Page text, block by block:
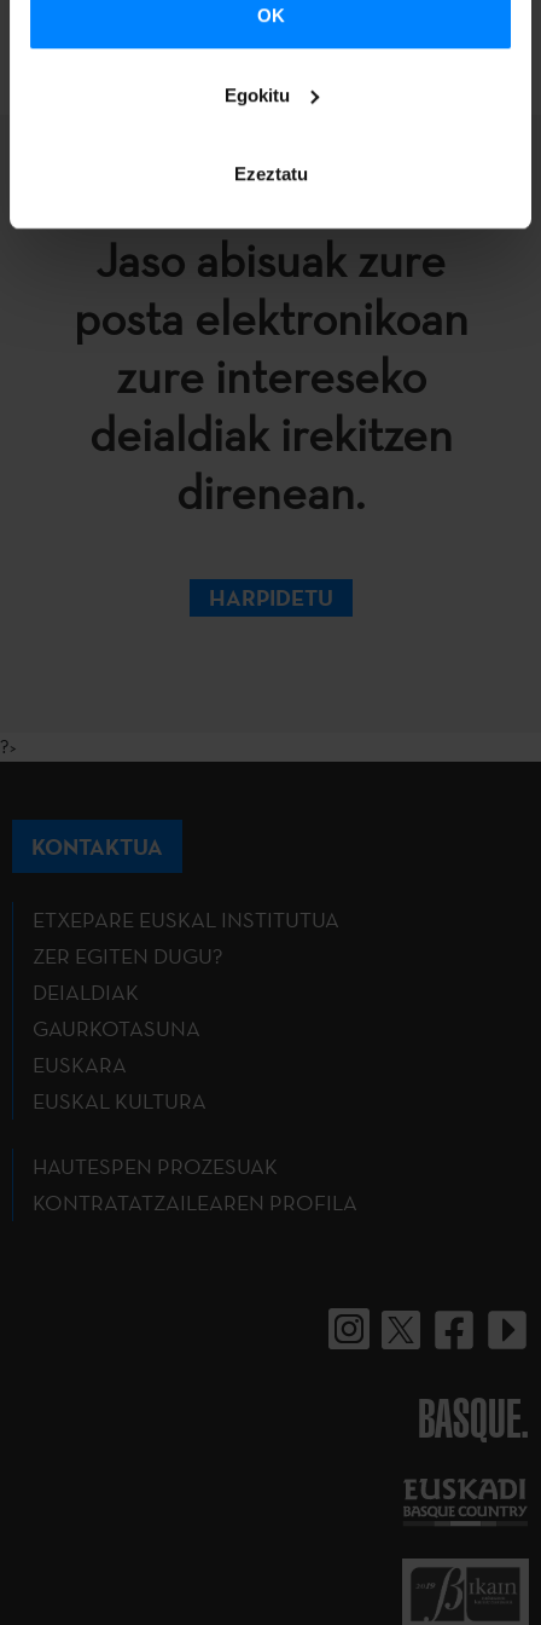
OK
Egokitu
Ezeztatu
Jaso abisuak zure
posta elektronikoan
zure intereseko
deialdiak irekitzen
direnean.
HARPIDETU
?>
KONTAKTUA
ETXEPARE EUSKAL INSTITUTUA
ZER EGITEN DUGU?
DEIALDIAK
GAURKOTASUNA
EUSKARA
EUSKAL KULTURA
HAUTESPEN PROZESUAK
KONTRATATZAILEAREN PROFILA
BASQUE.